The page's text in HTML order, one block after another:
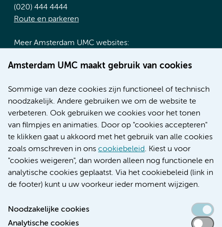
Amsterdam UMC maakt gebruik van cookies
Sommige van deze cookies zijn functioneel of technisch
noodzakelijk. Andere gebruiken we om de website te
verbeteren. Ook gebruiken we cookies voor het tonen
van filmpjes en animaties. Door op "cookies accepteren"
te klikken gaat u akkoord met het gebruik van alle cookies
zoals omschreven in ons cookiebeleid. Kiest u voor
"cookies weigeren", dan worden alleen nog functionele en
analytische cookies geplaatst. Via het cookiebeleid (link in
de footer) kunt u uw voorkeur ieder moment wijzigen.
Noodzakelijke cookies
Analytische cookies
(020) 444 4444
Route en parkeren
Meer Amsterdam UMC websites:
Werken bij Amsterdam UMC
Nieuws
Research
Educatie locatie AMC
Educatie locatie VUmc
Verwijzen & diagnostiek